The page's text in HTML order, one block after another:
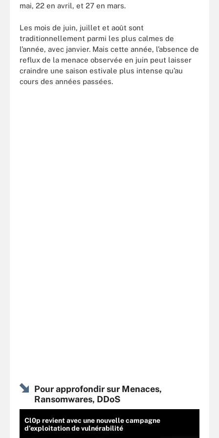
mai, 22 en avril, et 27 en mars.
Les mois de juin, juillet et août sont
traditionnellement parmi les plus calmes de
l’année, avec janvier. Mais cette année, l’absence de
reflux de la menace observée en juin peut laisser
craindre une saison estivale plus intense qu’au
cours des années passées.
Pour approfondir sur Menaces,
Ransomwares, DDoS
Cl0p revient avec une nouvelle campagne
d’exploitation de vulnérabilité